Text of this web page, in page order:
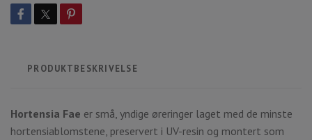
PRODUKTBESKRIVELSE
Hortensia Fae er små, yndige øreringer laget med de minste
hortensiablomstene, preservert i UV-resin og montert som